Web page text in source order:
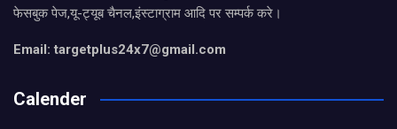
फेसबुक पेज,यू-ट्यूब चैनल,इंस्टाग्राम आदि पर सम्पर्क करे।
Email: targetplus24x7@gmail.com
Calender